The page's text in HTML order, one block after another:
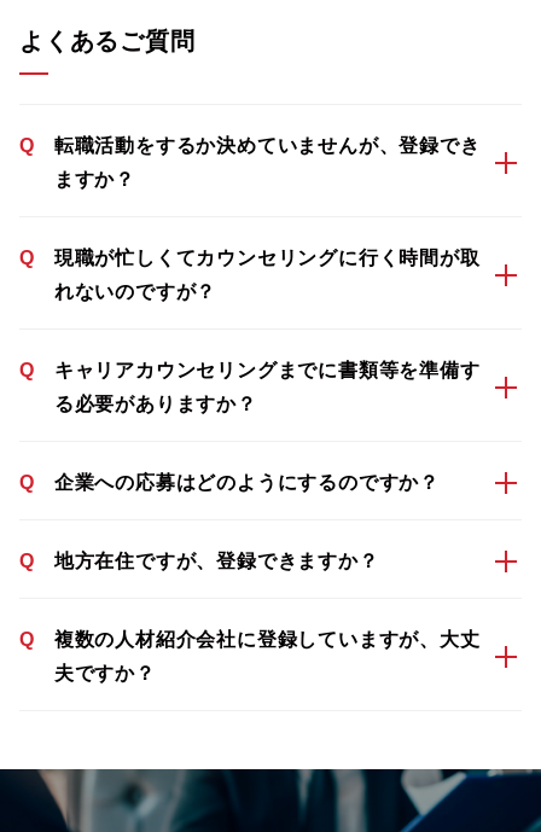
よくあるご質問
Q
転職活動をするか決めていませんが、登録でき
ますか？
Q
現職が忙しくてカウンセリングに行く時間が取
れないのですが？
Q
キャリアカウンセリングまでに書類等を準備す
る必要がありますか？
Q 企業への応募はどのようにするのですか？
Q 地方在住ですが、登録できますか？
Q
複数の人材紹介会社に登録していますが、大丈
夫ですか？